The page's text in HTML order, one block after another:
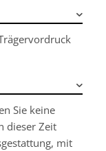
Sie keine
dieser Zeit
mit